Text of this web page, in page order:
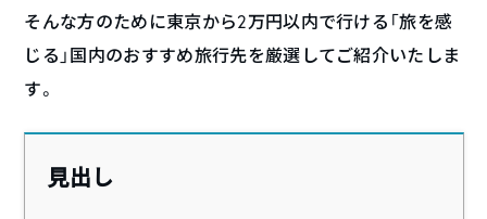
そんな方のために東京から2万円以内で行ける「旅を感
じる」国内のおすすめ旅行先を厳選してご紹介いたしま
す。
見出し